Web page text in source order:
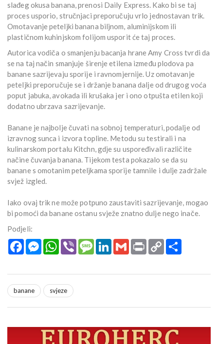
slađeg okusa banana, prenosi Daily Express. Kako bi se taj
proces usporio, stručnjaci preporučuju vrlo jednostavan trik.
Omotavanje peteljki banana biljnom, aluminijskom ili
plastičnom kuhinjskom folijom usporit će taj proces.
Autorica vodiča o smanjenju bacanja hrane Amy Cross tvrdi da
se na taj način smanjuje širenje etilena između plodova pa
banane sazrijevaju sporije i ravnomjernije. Uz omotavanje
peteljki preporučuje se i držanje banana dalje od drugog voća
poput jabuka, avokada ili krušaka jer i ono otpušta etilen koji
dodatno ubrzava sazrijevanje.
Banane je najbolje čuvati na sobnoj temperaturi, podalje od
izravnog sunca i izvora topline. Metodu su testirali i na
kulinarskom portalu Kitchn, gdje su uspoređivali različite
načine čuvanja banana. Tijekom testa pokazalo se da su
banane s omotanim peteljkama sporije tamnile i dulje zadržale
svjež izgled.
Iako ovaj trik ne može potpuno zaustaviti sazrijevanje, mogao
bi pomoći da banane ostanu svježe znatno dulje nego inače.
Podjeli:
FacebookMessengerWhatsApp
Viber MessageLinkedInGmail Print Copy
Link
banane svjeze